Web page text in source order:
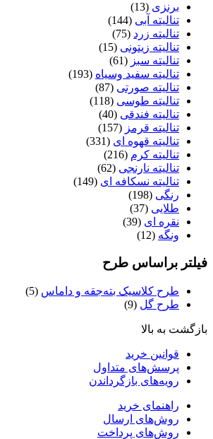
برنزی (13)
تنالیته آبی (144)
تنالیته زرد (75)
تنالیته زیتونی (15)
تنالیته سبز (61)
تنالیته سفید وسیاه (193)
تنالیته صورتی (87)
تنالیته طوسی (118)
تنالیته فندقی (40)
تنالیته قرمز (157)
تنالیته قهوه ای (331)
تنالیته کرم (216)
تنالیته نارنجی (62)
تنالیته نسکافه ای (149)
رنگی (198)
طلایی (37)
نقره ای (39)
ونگه (12)
فیلتر براساس طرح
طرح کلاسیک بته‌جقه و داماس (5)
طرح گل (9)
بازگشت به بالا
قوانین خرید
پرسش‌های متداول
رویه‌های بازگرداندن
راهنمای خرید
روش‌های ارسال
روش‌های پرداخت